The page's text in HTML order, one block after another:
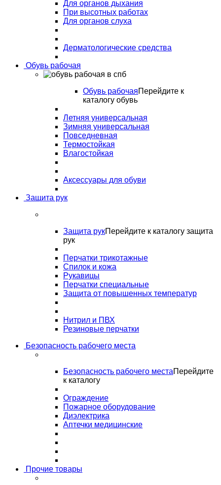
Для органов дыхания
При высотных работах
Для органов слуха
Дерматологические средства
Обувь рабочая
Обувь рабочаяПерейдите к
каталогу обувь
Летняя универсальная
Зимняя универсальная
Повседневная
Термостойкая
Влагостойкая
Аксессуары для обуви
Защита рук
Защита рукПерейдите к каталогу защита
рук
Перчатки трикотажные
Спилок и кожа
Рукавицы
Перчатки специальные
Защита от повышенных температур
Нитрил и ПВХ
Резиновые перчатки
Безопасность рабочего места
Безопасность рабочего местаПерейдите
к каталогу
Ограждение
Пожарное оборудование
Диэлектрика
Аптечки медицинские
Прочие товары